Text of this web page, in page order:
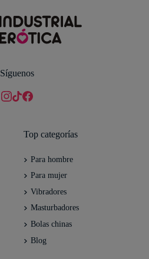
Síguenos
Top categorías
Para hombre
Para mujer
Vibradores
Masturbadores
Bolas chinas
Blog